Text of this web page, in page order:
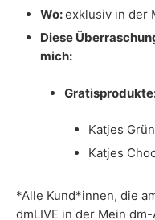
Wo:exklusiv in der
Diese
mich:
Katjes
Katjes
*Alle Kund*innen, die
dmLIVE in der Mein